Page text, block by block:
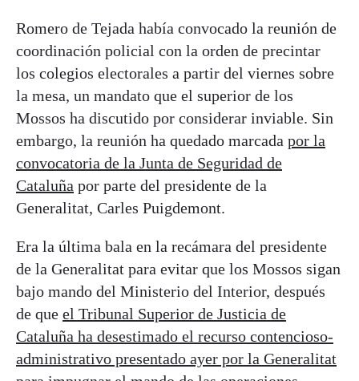
Romero de Tejada había convocado la reunión de
coordinación policial con la orden de precintar
los colegios electorales a partir del viernes sobre
la mesa, un mandato que el superior de los
Mossos ha discutido por considerar inviable. Sin
embargo, la reunión ha quedado marcada por la
convocatoria de la Junta de Seguridad de
Cataluña por parte del presidente de la
Generalitat, Carles Puigdemont.
Era la última bala en la recámara del presidente
de la Generalitat para evitar que los Mossos sigan
bajo mando del Ministerio del Interior, después
de que el Tribunal Superior de Justicia de
Cataluña ha desestimado el recurso contencioso-
administrativo presentado ayer por la Generalitat